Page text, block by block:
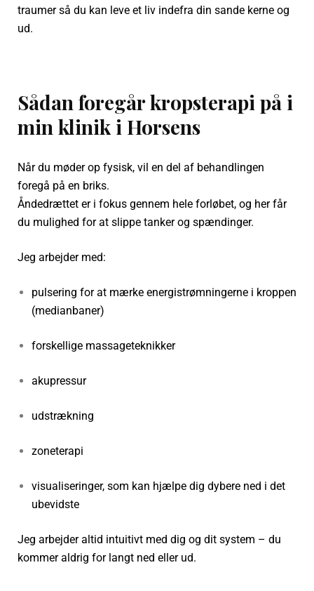
traumer så du kan leve et liv indefra din sande kerne og
ud.
Sådan foregår kropsterapi på i
min klinik i Horsens
Når du møder op fysisk, vil en del af behandlingen
foregå på en briks.
Åndedrættet er i fokus gennem hele forløbet, og her får
du mulighed for at slippe tanker og spændinger.
Jeg arbejder med:
pulsering for at mærke energistrømningerne i kroppen
(medianbaner)
forskellige massageteknikker
akupressur
udstrækning
zoneterapi
visualiseringer, som kan hjælpe dig dybere ned i det
ubevidste
Jeg arbejder altid intuitivt med dig og dit system – du
kommer aldrig for langt ned eller ud.